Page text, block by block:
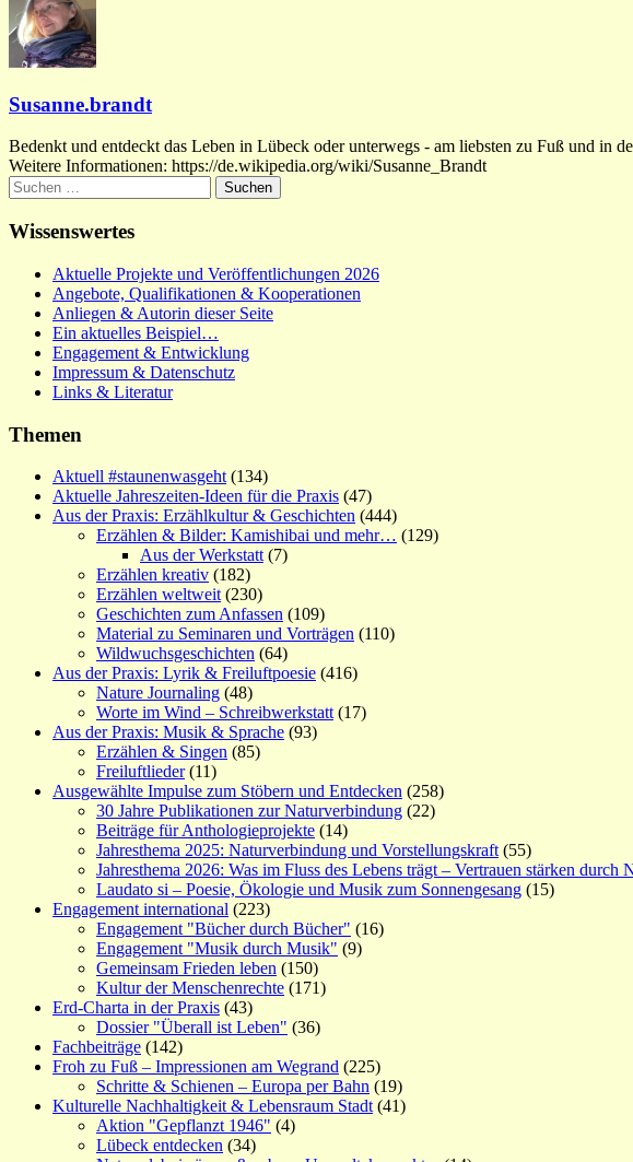
Susanne.brandt
Bedenkt und entdeckt das Leben in Lübeck oder unterwegs - am liebsten zu Fuß und in
Weitere Informationen: https://de.wikipedia.org/wiki/Susanne_Brandt
Suchen
nach:
Wissenswertes
Aktuelle Projekte und Veröffentlichungen 2026
Angebote, Qualifikationen & Kooperationen
Anliegen & Autorin dieser Seite
Ein aktuelles Beispiel…
Engagement & Entwicklung
Impressum & Datenschutz
Links & Literatur
Themen
Aktuell #staunenwasgeht (134)
Aktuelle Jahreszeiten-Ideen für die Praxis (47)
Aus der Praxis: Erzählkultur & Geschichten (444)
Erzählen & Bilder: Kamishibai und mehr… (129)
Aus der Werkstatt (7)
Erzählen kreativ (182)
Erzählen weltweit (230)
Geschichten zum Anfassen (109)
Material zu Seminaren und Vorträgen (110)
Wildwuchsgeschichten (64)
Aus der Praxis: Lyrik & Freiluftpoesie (416)
Nature Journaling (48)
Worte im Wind – Schreibwerkstatt (17)
Aus der Praxis: Musik & Sprache (93)
Erzählen & Singen (85)
Freiluftlieder(11)
Ausgewählte Impulse zum Stöbern und Entdecken (258)
30 Jahre Publikationen zur Naturverbindung (22)
Beiträge für Anthologieprojekte (14)
Jahresthema 2025: Naturverbindung und Vorstellungskraft (55)
Jahresthema 2026: Was im Fluss des Lebens trägt – Vertrauen stärken
Laudato si – Poesie, Ökologie und Musik zum Sonnengesang (15)
Engagement international (223)
Engagement "Bücher durch Bücher" (16)
Engagement "Musik durch Musik" (9)
Gemeinsam Frieden leben (150)
Kultur der Menschenrechte (171)
Erd-Charta in der Praxis (43)
Dossier "Überall ist Leben" (36)
Fachbeiträge (142)
Froh zu Fuß – Impressionen am Wegrand (225)
Schritte & Schienen – Europa per Bahn (19)
Kulturelle Nachhaltigkeit & Lebensraum Stadt (41)
Aktion "Gepflanzt 1946" (4)
Lübeck entdecken (34)